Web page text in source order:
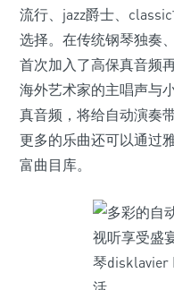
流行、jazz爵士、
选择。在传统钢琴独奏
首次加入了高保真音频
海外艺术家的主唱声与
真音频，将给自动演奏
更多的乐曲还可以通过
富曲目库。